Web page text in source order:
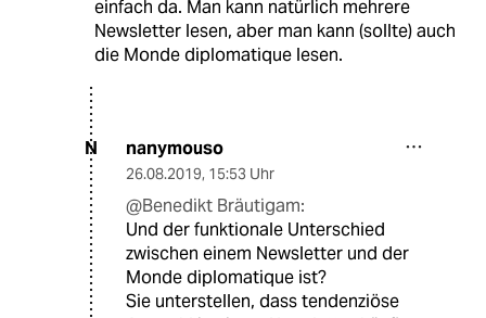
einfach da. Man kann natürlich mehrere
Newsletter lesen, aber man kann (sollte) auch
die Monde diplomatique lesen.
N nanymouso
26.08.2019, 15:53 Uhr
@Benedikt Bräutigam:
Und der funktionale Unterschied
zwischen einem Newsletter und der
Monde diplomatique ist?
Sie unterstellen, dass tendenziöse